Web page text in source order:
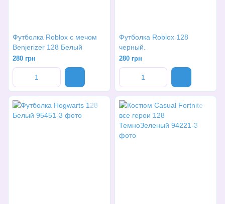
Футболка Roblox с мечом
Benjerizer 128 Белый
280 грн
Футболка Roblox 128
черный.
280 грн